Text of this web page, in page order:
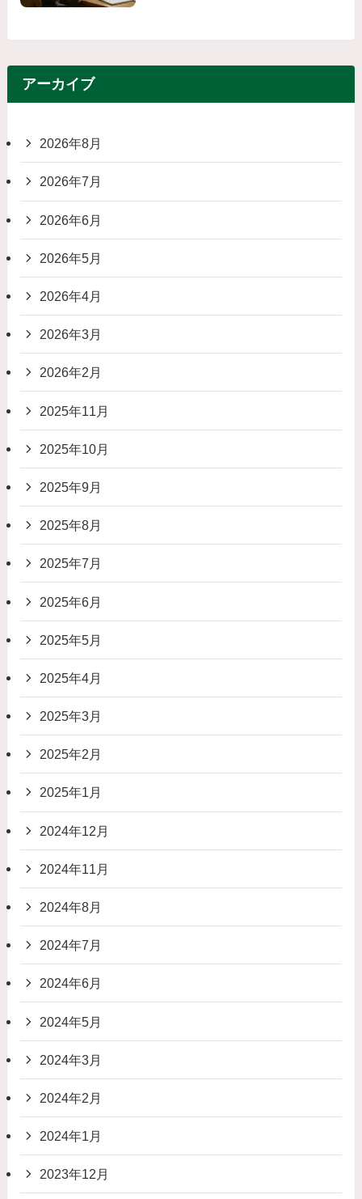
アーカイブ
2026年8月
2026年7月
2026年6月
2026年5月
2026年4月
2026年3月
2026年2月
2025年11月
2025年10月
2025年9月
2025年8月
2025年7月
2025年6月
2025年5月
2025年4月
2025年3月
2025年2月
2025年1月
2024年12月
2024年11月
2024年8月
2024年7月
2024年6月
2024年5月
2024年3月
2024年2月
2024年1月
2023年12月